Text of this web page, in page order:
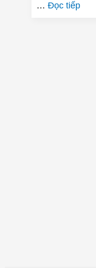
… Đọc tiếp